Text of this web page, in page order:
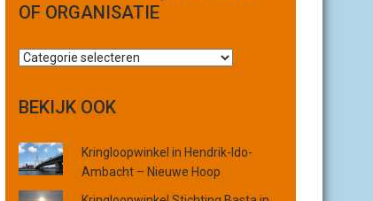
OF ORGANISATIE
Z
k
p
p
l
BEKIJK OOK
Kringloopwinkel in Hendrik-Ido-
Ambacht – Nieuwe Hoop